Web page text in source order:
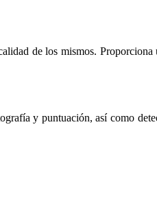
de los mismos.
y puntuación, así como